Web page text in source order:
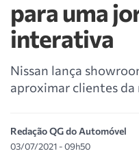
para uma
interativa
Nissan lança
aproximar clientes
Redação QG do Automóvel
03/07/2021 - 09h50